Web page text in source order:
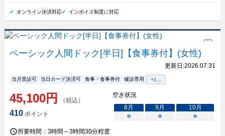
オンライン決済対応 インボイス制度に対応
ベーシック人間ドック[半日]【食事券付】(女性)
更新日:2026.07.31
当月受診可 当日カード決済可 食事・食事券付 健診専用 +1...
45,100円 （税込）
410ポイント
空き状況
8月 9月 10月
○
○ ○
所要時間： 3時間～3時間30分程度